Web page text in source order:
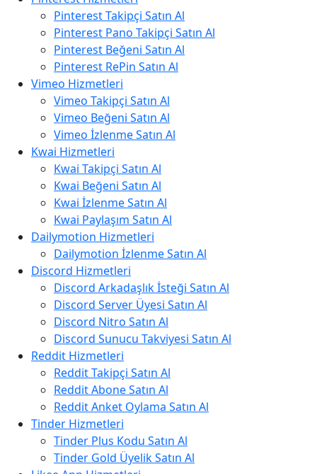
Pinterest Takipçi Satın Al
Pinterest Pano Takipçi Satın Al
Pinterest Beğeni Satın Al
Pinterest RePin Satın Al
Vimeo Hizmetleri
Vimeo Takipçi Satın Al
Vimeo Beğeni Satın Al
Vimeo İzlenme Satın Al
Kwai Hizmetleri
Kwai Takipçi Satın Al
Kwai Beğeni Satın Al
Kwai İzlenme Satın Al
Kwai Paylaşım Satın Al
Dailymotion Hizmetleri
Dailymotion İzlenme Satın Al
Discord Hizmetleri
Discord Arkadaşlık İsteği Satın Al
Discord Server Üyesi Satın Al
Discord Nitro Satın Al
Discord Sunucu Takviyesi Satın Al
Reddit Hizmetleri
Reddit Takipçi Satın Al
Reddit Abone Satın Al
Reddit Anket Oylama Satın Al
Tinder Hizmetleri
Tinder Plus Kodu Satın Al
Tinder Gold Üyelik Satın Al